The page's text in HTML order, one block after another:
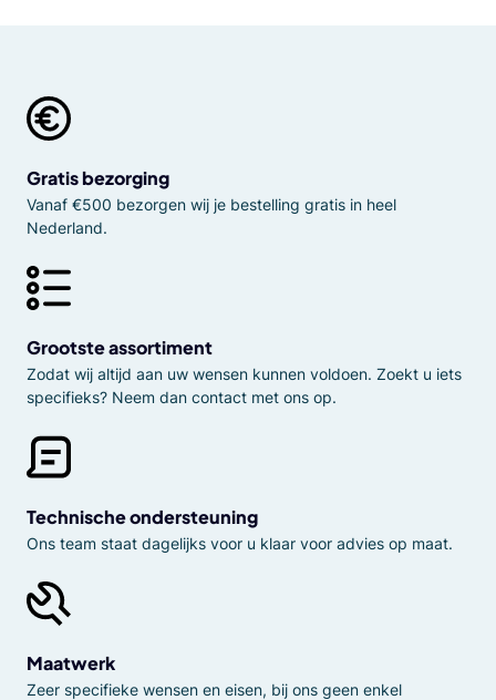
Gratis bezorging
Vanaf €500 bezorgen wij je bestelling gratis in heel
Nederland.
Grootste assortiment
Zodat wij altijd aan uw wensen kunnen voldoen. Zoekt u iets
specifieks? Neem dan contact met ons op.
Technische ondersteuning
Ons team staat dagelijks voor u klaar voor advies op maat.
Maatwerk
Zeer specifieke wensen en eisen, bij ons geen enkel